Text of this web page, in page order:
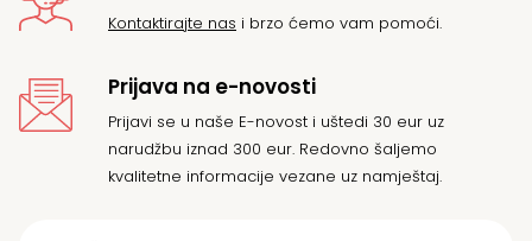
Kontaktirajte nas i brzo ćemo vam pomoći.
Prijava na e-novosti
Prijavi se u naše E-novost i uštedi 30 eur uz
narudžbu iznad 300 eur. Redovno šaljemo
kvalitetne informacije vezane uz namještaj.